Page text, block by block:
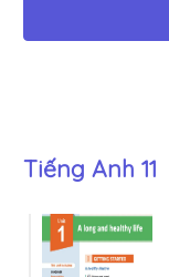
Tiếng Anh 11